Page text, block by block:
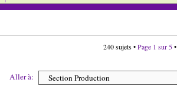
240 sujets •Page 1 sur 5•
Aller à: